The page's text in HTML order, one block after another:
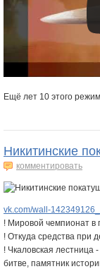
Ещё лет 10 этого
Никитинские
комментировать
vk.com/wall-
! Мировой чемпионат в
! Откуда средства при
! Чкаловская лестница
битве, памятник